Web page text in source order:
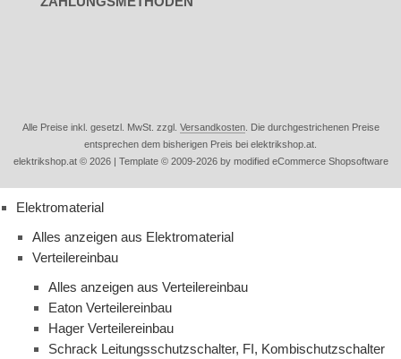
Alle Preise inkl. gesetzl. MwSt. zzgl. Versandkosten. Die durchgestrichenen Preise
entsprechen dem bisherigen Preis bei elektrikshop.at.
elektrikshop.at © 2026 | Template © 2009-2026 by modified eCommerce Shopsoftware
Elektromaterial
Alles anzeigen aus Elektromaterial
Verteilereinbau
Alles anzeigen aus Verteilereinbau
Eaton Verteilereinbau
Hager Verteilereinbau
Schrack Leitungsschutzschalter, FI, Kombischutzschalter